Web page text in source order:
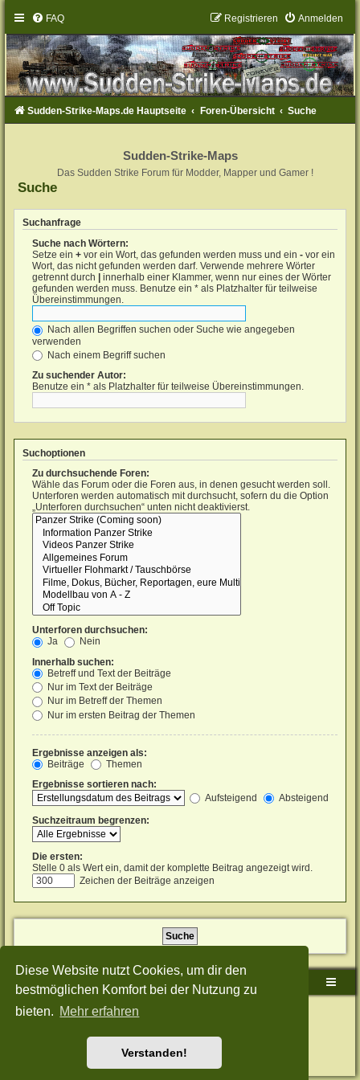
Diese Website nutzt Cookies, um dir den
bestmöglichen Komfort bei der Nutzung zu
bieten. Mehr erfahren
Verstanden!
FAQ Anmelden
Registrieren
Sudden-Strike-Maps.de Hauptseite Foren-Übersicht Suche
Sudden-Strike-Maps
Das Sudden Strike Forum für Modder, Mapper und Gamer !
Suche
Suchanfrage
Suche nach Wörtern:
Setze ein+ vor ein Wort, das gefunden werden muss und ein- vor ein
Wort, das nicht gefunden werden darf. Verwende mehrere Wörter
getrennt durch
innerhalb einer Klammer, wenn nur eines der Wörter
gefunden werden muss. Benutze ein * als Platzhalter für teilweise
Übereinstimmungen.
Nach allen Begriffen suchen oder Suche wie angegeben
verwenden
Nach einem Begriff suchen
Zu suchender Autor:
Benutze ein * als Platzhalter für teilweise Übereinstimmungen.
Suchoptionen
Zu durchsuchende Foren:
Wähle das Forum oder die Foren aus, in denen gesucht werden soll.
Unterforen werden automatisch mit durchsucht, sofern du die Option
„Unterforen durchsuchen“ unten nicht deaktivierst.
Unterforen durchsuchen:
Ja
Nein
Innerhalb suchen:
Betreff und Text der Beiträge
Nur im Text der Beiträge
Nur im Betreff der Themen
Nur im ersten Beitrag der Themen
Ergebnisse anzeigen als:
Beiträge
Themen
Ergebnisse sortieren nach:
Aufsteigend
Absteigend
Suchzeitraum begrenzen:
Die ersten:
Stelle 0 als Wert ein, damit der komplette Beitrag angezeigt wird.
Zeichen der Beiträge anzeigen
Sudden-Strike-Maps.de Hauptseite Foren-Übersicht
Powered byphpBB® Forum Software © phpBB Limited
Style: Green-Style-Split by Joyce&LunaphpBB-Style-Design
Nutzungsbedingungen